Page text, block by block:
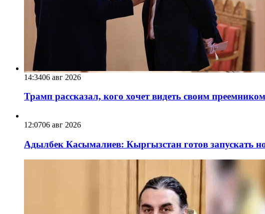
14:3406 авг 2026
Трамп рассказал, кого хочет видеть своим
12:0706 авг 2026
Адылбек Касымалиев: Кыргызстан готов запускать